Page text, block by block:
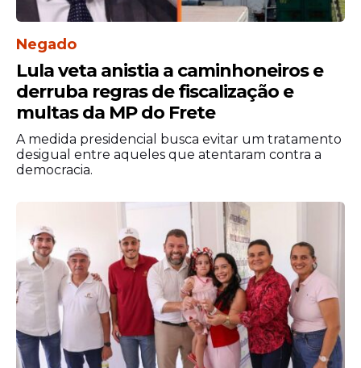
Em 2023, o percentual de alunos
alfabetizados foi de 50,2%. Já em 2024,
esse número saltou para 63,95%,
superando a meta estabelecida para o
próprio ano de 2024, que era de 55,11%, e
também a meta projetada para 2025, que
Negado
Lula veta anistia a caminhoneiros e
derruba regras de fiscalização e
multas da MP do Frete
A medida presidencial busca evitar um tratamento
desigual entre aqueles que atentaram contra a
democracia.